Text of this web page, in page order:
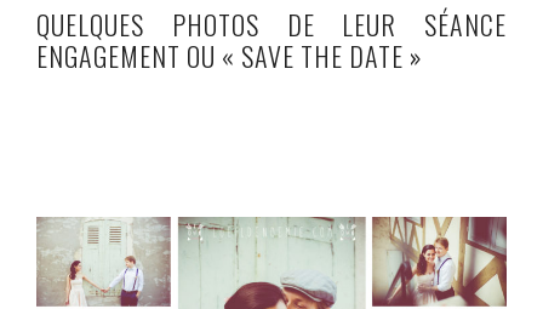
QUELQUES PHOTOS DE LEUR SÉANCE
ENGAGEMENT OU « SAVE THE DATE »